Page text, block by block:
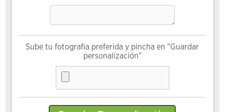
Sube tu fotografía preferida y pincha en "Guardar
personalización"